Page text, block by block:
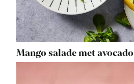
Mango salade met avocado